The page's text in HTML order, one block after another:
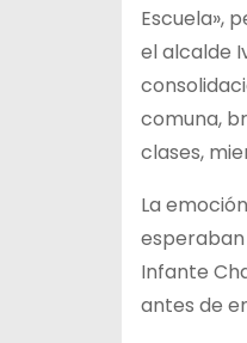
Escuela»,
el alcalde
comuna,
clases,
La
Infante
antes de